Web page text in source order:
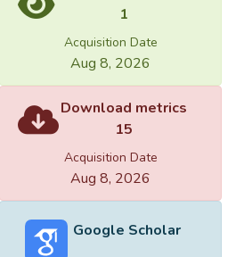
1
Acquisition Date
Aug 8, 2026
Download metrics
15
Acquisition Date
Aug 8, 2026
Google Scholar